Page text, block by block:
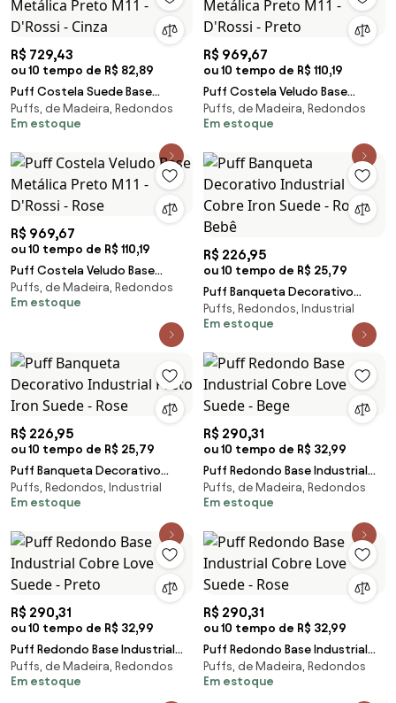
R$ 729,43
ou 10 tempo de R$ 82,89
Puff Costela Suede Base
Metálica Preto M11 - D'Rossi -
Cinza
Puffs, de Madeira, Redondos
Em estoque
R$ 969,67
ou 10 tempo de R$ 110,19
Puff Costela Veludo Base
Metálica Preto M11 - D'Rossi -
Preto
Puffs, de Madeira, Redondos
Em estoque
R$ 969,67
ou 10 tempo de R$ 110,19
Puff Costela Veludo Base
Metálica Preto M11 - D'Rossi -
Rose
Puffs, de Madeira, Redondos
Em estoque
R$ 226,95
ou 10 tempo de R$ 25,79
Puff Banqueta Decorativo
Industrial Cobre Iron Suede -
Rosa Bebê
Puffs, Redondos, Industrial
Em estoque
R$ 226,95
ou 10 tempo de R$ 25,79
Puff Banqueta Decorativo
Industrial Preto Iron Suede -
Rose
Puffs, Redondos, Industrial
Em estoque
R$ 290,31
ou 10 tempo de R$ 32,99
Puff Redondo Base Industrial
Cobre Love Suede - Bege
Puffs, de Madeira, Redondos
Em estoque
R$ 290,31
ou 10 tempo de R$ 32,99
Puff Redondo Base Industrial
Cobre Love Suede - Preto
Puffs, de Madeira, Redondos
Em estoque
R$ 290,31
ou 10 tempo de R$ 32,99
Puff Redondo Base Industrial
Cobre Love Suede - Rose
Puffs, de Madeira, Redondos
Em estoque